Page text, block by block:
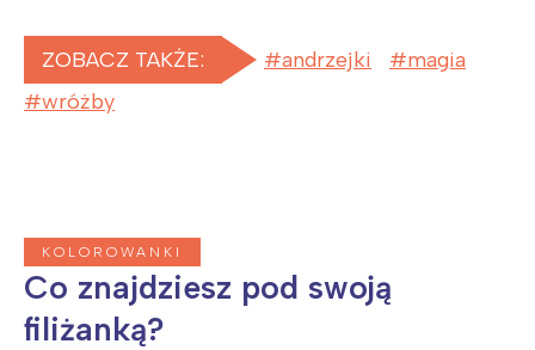
ZOBACZ TAKŻE: andrzejki
magia
wróżby
KOLOROWANKI
Co znajdziesz pod swoją
filiżanką?